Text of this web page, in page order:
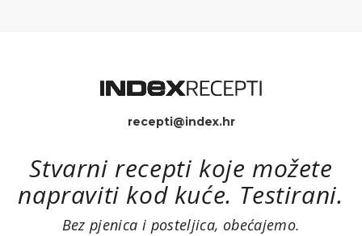
recepti@index.hr
Stvarni recepti koje možete
napraviti kod kuće. Testirani.
Bez pjenica i posteljica, obećajemo.